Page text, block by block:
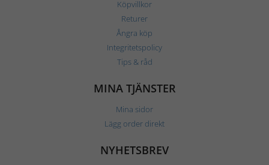
Köpvillkor
Returer
Ångra köp
Integritetspolicy
Tips & råd
MINA TJÄNSTER
Mina sidor
Lägg order direkt
NYHETSBREV